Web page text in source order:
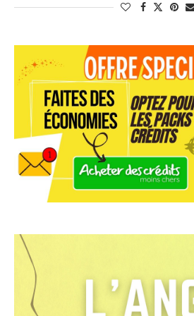
impact sur notre vie. Cette
la voyance, nous offre un regard
et les forces invisibles qui nous
prière et de la méditation, il nous est
profond avec nos anges gardiens, et
leur amour, de leur sagesse et de leur
cette relation angélique constitue un
épanouissant, qui peut apporter un
L’histoire de
L’histoire de l’angéologie remonte à
traversant les âges et les cultures
une compréhension toujours plus